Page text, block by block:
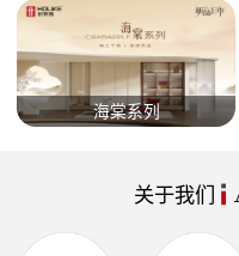
海棠系列
关于我们